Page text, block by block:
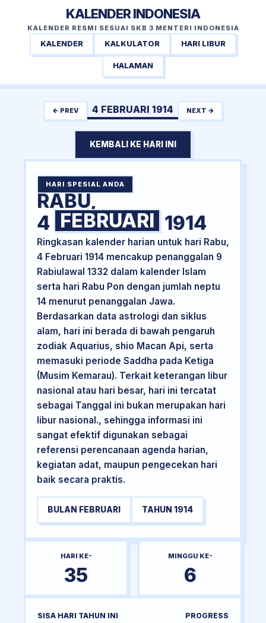
KALENDER INDONESIA
KALENDER RESMI SESUAI SKB 3 MENTERI INDONESIA
KALENDER KALKULATOR HARI LIBUR
HALAMAN
← PREV 4 FEBRUARI 1914 NEXT →
KEMBALI KE HARI INI
HARI SPESIAL ANDA
RABU,
4 FEBRUARI 1914
Ringkasan kalender harian untuk hari Rabu,
4 Februari 1914 mencakup penanggalan 9
Rabiulawal 1332 dalam kalender Islam
serta hari Rabu Pon dengan jumlah neptu
14 menurut penanggalan Jawa.
Berdasarkan data astrologi dan siklus
alam, hari ini berada di bawah pengaruh
zodiak Aquarius, shio Macan Api, serta
memasuki periode Saddha pada Ketiga
(Musim Kemarau). Terkait keterangan libur
nasional atau hari besar, hari ini tercatat
sebagai Tanggal ini bukan merupakan hari
libur nasional., sehingga informasi ini
sangat efektif digunakan sebagai
referensi perencanaan agenda harian,
kegiatan adat, maupun pengecekan hari
baik secara praktis.
BULAN FEBRUARI TAHUN 1914
HARI KE-
35
MINGGU KE-
6
SISA HARI TAHUN INI PROGRESS